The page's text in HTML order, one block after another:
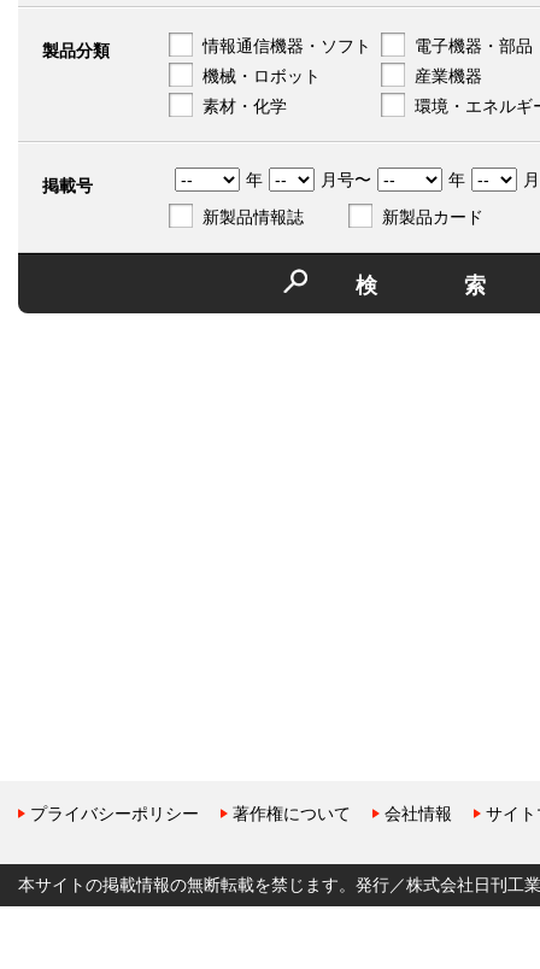
製品分類 情報通信機器・ソフト
電子機器・部品
機械・ロボット
産業機器
素材・化学
環境・エネルギ
掲載号 年 月号〜 年
新製品情報誌
新製品カード
検
プライバシーポリシー 著作権について 会社情報 サイ
本サイトの掲載情報の無断転載を禁じます。発行／株式会社日刊